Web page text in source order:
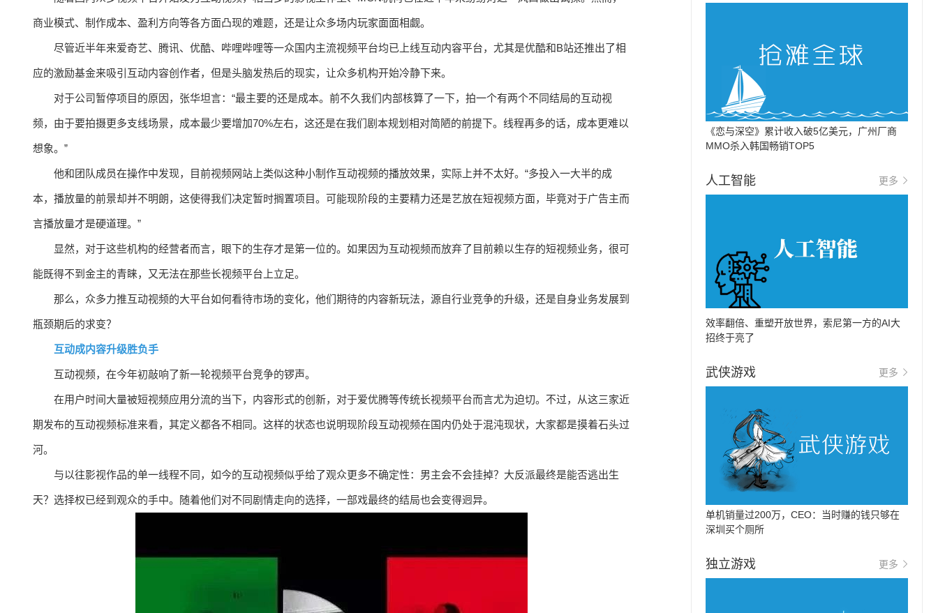
商业模式、制作成本、盈利方向等各方面凸现的难题，还是让众多场内玩家面面相觑。
尽管近半年来爱奇艺、腾讯、优酷、哔哩哔哩等一众国内主流视频平台均已上线互动内容平台，尤其是优酷和B站还推出了相
应的激励基金来吸引互动内容创作者，但是头脑发热后的现实，让众多机构开始冷静下来。
对于公司暂停项目的原因，张华坦言：“最主要的还是成本。前不久我们内部核算了一下，拍一个有两个不同结局的互动视
频，由于要拍摄更多支线场景，成本最少要增加70%左右，这还是在我们剧本规划相对简陋的前提下。线程再多的话，成本更难以
想象。”
他和团队成员在操作中发现，目前视频网站上类似这种小制作互动视频的播放效果，实际上并不太好。“多投入一大半的成
本，播放量的前景却并不明朗，这使得我们决定暂时搁置项目。可能现阶段的主要精力还是艺放在短视频方面，毕竟对于广告主而
言播放量才是硬道理。”
显然，对于这些机构的经营者而言，眼下的生存才是第一位的。如果因为互动视频而放弃了目前赖以生存的短视频业务，很可
能既得不到金主的青睐，又无法在那些长视频平台上立足。
那么，众多力推互动视频的大平台如何看待市场的变化，他们期待的内容新玩法，源自行业竞争的升级，还是自身业务发展到
瓶颈期后的求变？
互动成内容升级胜负手
互动视频，在今年初敲响了新一轮视频平台竞争的锣声。
在用户时间大量被短视频应用分流的当下，内容形式的创新，对于爱优腾等传统长视频平台而言尤为迫切。不过，从这三家近
期发布的互动视频标准来看，其定义都各不相同。这样的状态也说明现阶段互动视频在国内仍处于混沌现状，大家都是摸着石头过
河。
与以往影视作品的单一线程不同，如今的互动视频似乎给了观众更多不确定性：男主会不会挂掉？大反派最终是能否逃出生
天？选择权已经到观众的手中。随着他们对不同剧情走向的选择，一部戏最终的结局也会变得迥异。
《恋与深空》累计收入破5亿美元，广州厂商
MMO杀入韩国畅销TOP5
人工智能 更多
效率翻倍、重塑开放世界，索尼第一方的AI大
招终于亮了
武侠游戏 更多
单机销量过200万，CEO：当时赚的钱只够在
深圳买个厕所
独立游戏 更多